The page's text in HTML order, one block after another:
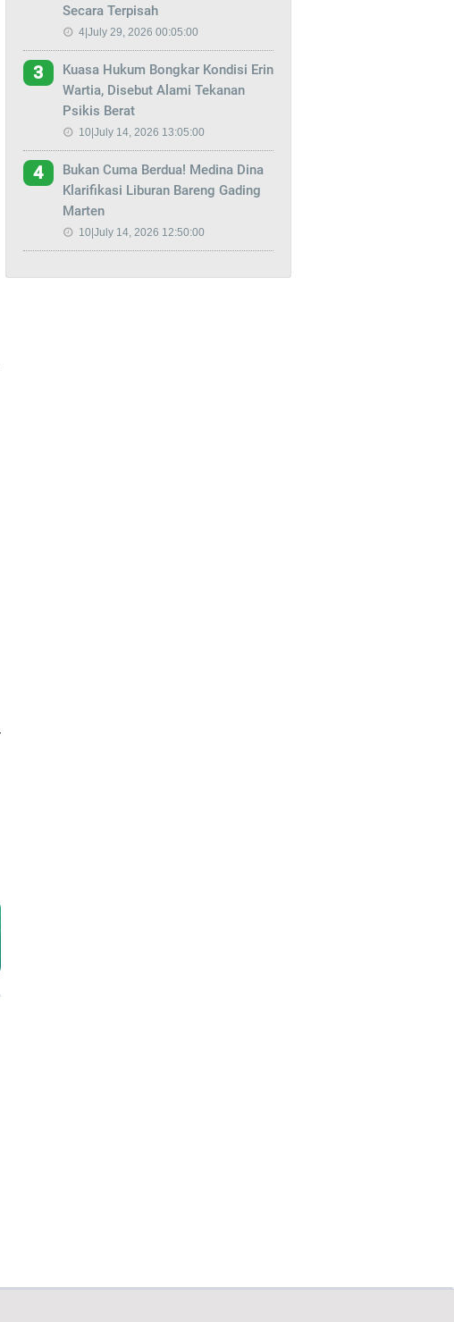
Secara Terpisah
4|July 29, 2026 00:05:00
3
Kuasa Hukum Bongkar Kondisi Erin
Wartia, Disebut Alami Tekanan
Psikis Berat
10|July 14, 2026 13:05:00
4
Bukan Cuma Berdua! Medina Dina
Klarifikasi Liburan Bareng Gading
Marten
10|July 14, 2026 12:50:00